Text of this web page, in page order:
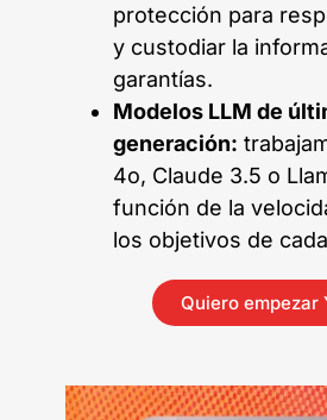
protección para
y custodiar la
garantías.
Modelos LLM de
generación:
4o, Claude 3.5 o
función de la
los objetivos de
Quiero empezar